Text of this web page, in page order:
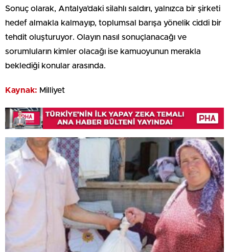
Sonuç olarak, Antalya’daki silahlı saldırı, yalnızca bir şirketi
hedef almakla kalmayıp, toplumsal barışa yönelik ciddi bir
tehdit oluşturuyor. Olayın nasıl sonuçlanacağı ve
sorumluların kimler olacağı ise kamuoyunun merakla
beklediği konular arasında.
Kaynak: Milliyet